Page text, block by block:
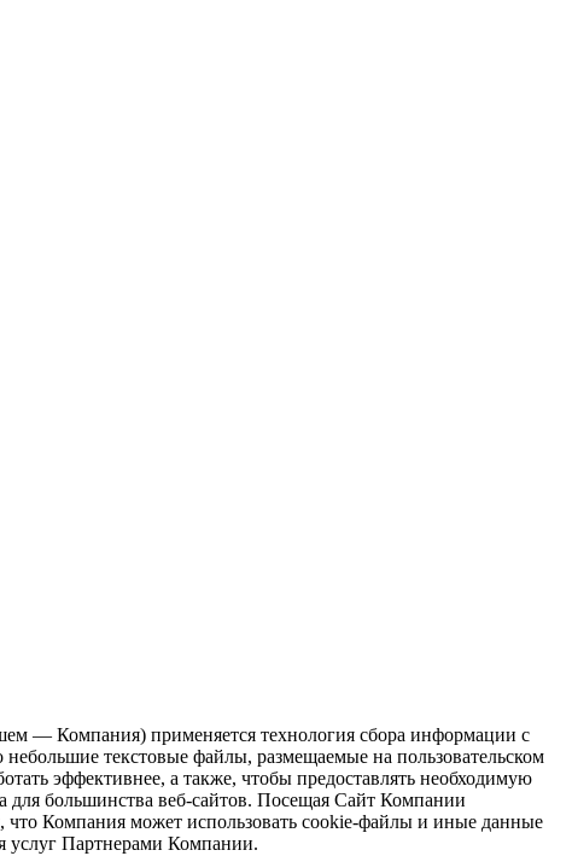
— Компания) применяется технология сбора информации с
текстовые файлы, размещаемые на пользовательском
эффективнее, а также, чтобы предоставлять необходимую
для большинства веб-сайтов. Посещая Сайт Компании
что Компания может использовать cookie-файлы и иные данные
услуг Партнерами Компании.